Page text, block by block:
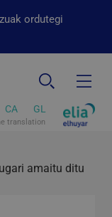
ordutegi
CA GL
translation